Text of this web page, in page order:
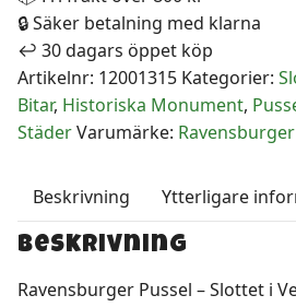
Versailles
1000
bitar
mängd
🔒 Säker betalning med klarna
↩️ 30 dagars öppet köp
Artikelnr: 12001315 Kategorier:
Bitar, Historiska Monument,
StäderVarumärke: Ravensburger
Beskrivning Ytterligare
Beskrivning
Ravensburger Pussel – Slottet i